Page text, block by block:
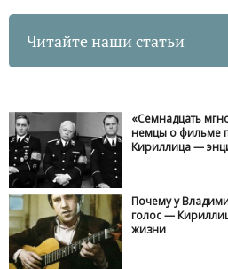
Читайте наши статьи
«Семнадцать
немцы о фильме
Кириллица —
Почему у
голос —
жизни